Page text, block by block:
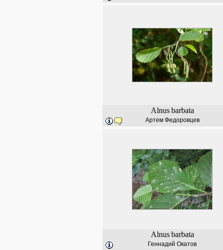
Alnus barbata
Артем Федоровцев
Alnus barbata
Геннадий Окатов